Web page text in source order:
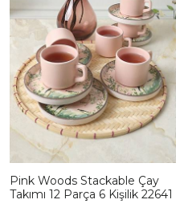
Pink Woods Stackable Çay
Takımı 12 Parça 6 Kişilik 22641